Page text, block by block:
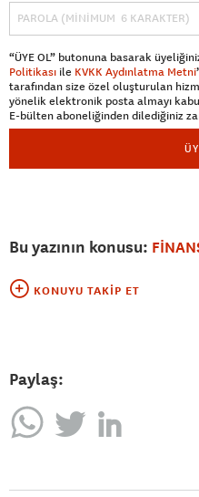
“ÜYE OL” butonuna basarak
Politikası ile KVKK Aydınlatma Metni
tarafından size özel oluşturulan
yönelik elektronik posta almayı kabul
E-bülten aboneliğinden dilediğiniz
Bu yazının konusu:
KONUYU TAKIP ET
Paylaş: